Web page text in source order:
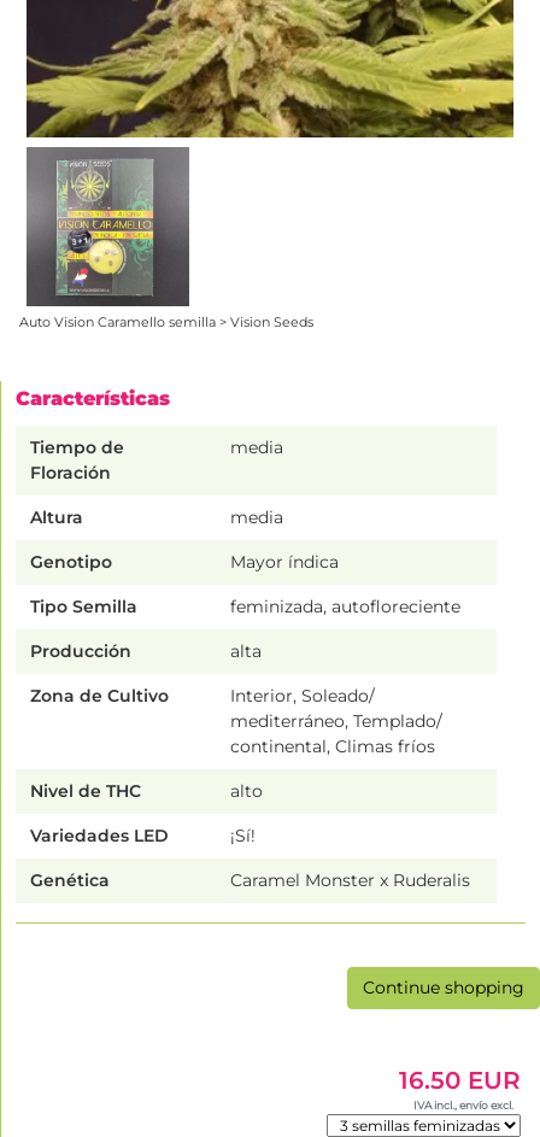
Auto Vision Caramello semilla > Vision Seeds
Características
Tiempo de
Floración
media
Altura media
Genotipo Mayor índica
Tipo Semilla feminizada, autofloreciente
Producción alta
Zona de Cultivo
Interior, Soleado/
mediterráneo, Templado/
continental, Climas fríos
Nivel de THC alto
Variedades LED ¡Sí!
Genética Caramel Monster x Ruderalis
Continue shopping
16.50 EUR
IVA incl., envío excl.